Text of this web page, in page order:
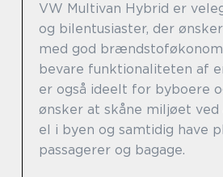
VW Multivan Hybrid er
og bilentusiaster, der
med god
bevare funktionaliteten af
er også ideelt for byboere
ønsker at skåne miljøet
el i byen og samtidig have
passagerer og bagage.